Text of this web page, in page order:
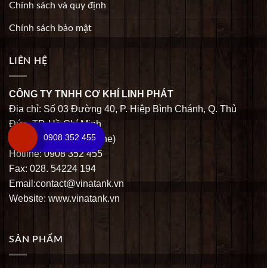
Chính sách và quy định
Chính sách bảo mật
LIÊN HỆ
CÔNG TY TNHH CƠ KHÍ LINH PHÁT
Địa chỉ: Số 03 Đường 40, P. Hiệp Bình Chánh, Q. Thủ
Đức, TP. Hồ Chí Minh
ĐT: 08.54224 192 (4 line)
Hotline: 0908 352 455
Fax: 028. 54224 194
Email:contact@vinatank.vn
Website: www.vinatank.vn
SẢN PHẨM
0908 352 455